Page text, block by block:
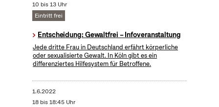
10 bis 13 Uhr
Eintritt frei
Entscheidung: Gewaltfrei – Infoveranstaltung
Jede dritte Frau in Deutschland erfährt körperliche
oder sexualisierte Gewalt. In Köln gibt es ein
differenziertes Hilfesystem für Betroffene.
1.6.2022
18 bis 18:45 Uhr